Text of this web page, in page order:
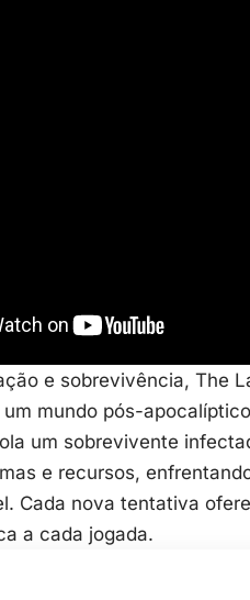
e sobrevivência, The
mundo pós-
um sobrevivente
e recursos,
Cada nova tentativa
a cada jogada.